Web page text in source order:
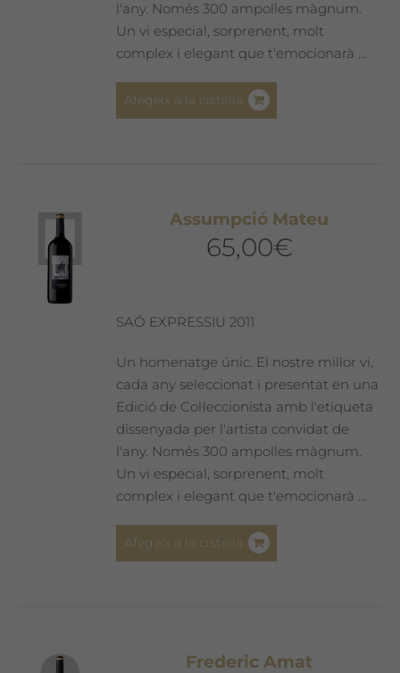
l'any. Només 300 ampolles màgnum.
Un vi especial, sorprenent, molt
complex i elegant que t'emocionarà ...
Afegeix a la cistella
Assumpció Mateu
65,00€
SAÓ EXPRESSIU 2011
Un homenatge únic. El nostre millor vi,
cada any seleccionat i presentat en una
Edició de Col·leccionista amb l'etiqueta
dissenyada per l'artista convidat de
l'any. Només 300 ampolles màgnum.
Un vi especial, sorprenent, molt
complex i elegant que t'emocionarà ...
Afegeix a la cistella
Frederic Amat